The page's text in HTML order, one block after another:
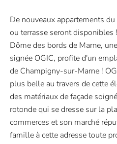
De nouveaux appartements
ou terrasse seront disponibles
Dôme des bords de Marne,
signée OGIC, profite d'un
de Champigny-sur-Marne !
plus belle au travers de cette
des matériaux de façade
rotonde qui se dresse sur la
commerces et son marché
famille à cette adresse toute